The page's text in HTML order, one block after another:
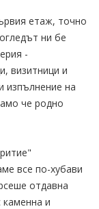
етаж, точно
ни бе
-
визитници и
изпълнение на
че родно
все по-хубави
отдавна
и